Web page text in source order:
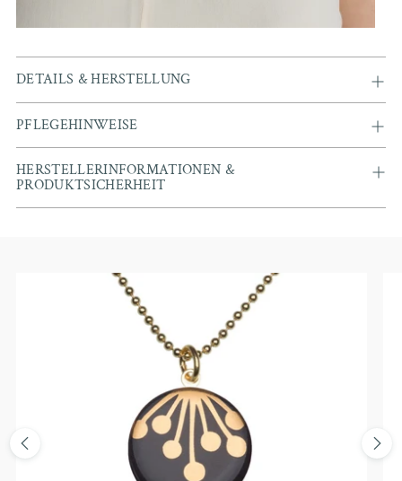
DETAILS & HERSTELLUNG
PFLEGEHINWEISE
HERSTELLERINFORMATIONEN &
PRODUKTSICHERHEIT